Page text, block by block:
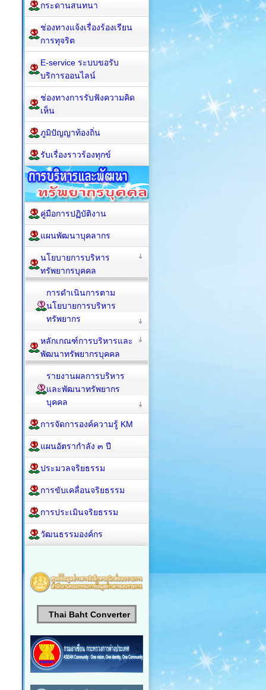
กระดานสนทนา
ช่องทางแจ้งเรื่องร้องเรียน
การทุจริต
E-service ระบบขอรับ
บริการออนไลน์
ช่องทางการรับฟังความคิด
เห็น
ภูมิปัญญาท้องถิ่น
รับเรื่องราวร้องทุกข์
คู่มือการปฏิบัติงาน
แผนพัฒนาบุคลากร
นโยบายการบริหาร
ทรัพยากรบุคคล
การดำเนินการตาม
นโยบายการบริหาร
ทรัพยากร
หลักเกณฑ์การบริหารและ
พัฒนาทรัพยากรบุคคล
รายงานผลการบริหาร
และพัฒนาทรัพยากร
บุคคล
การจัดการองค์ความรู้ KM
แผนอัตรากำลัง ๓ ปี
ประมวลจริยธรรม
การขับเคลื่อนจริยธรรม
การประเมินจริยธรรม
วัฒนธรรมองค์กร
Thai Baht Converter